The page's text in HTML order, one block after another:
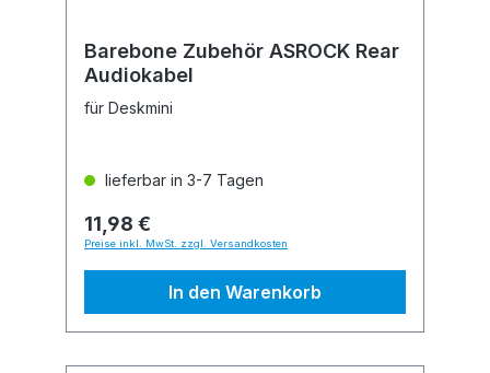
Barebone Zubehör ASROCK Rear
Audiokabel
für Deskmini
lieferbar in 3-7 Tagen
11,98 €
Preise inkl. MwSt. zzgl. Versandkosten
In den Warenkorb